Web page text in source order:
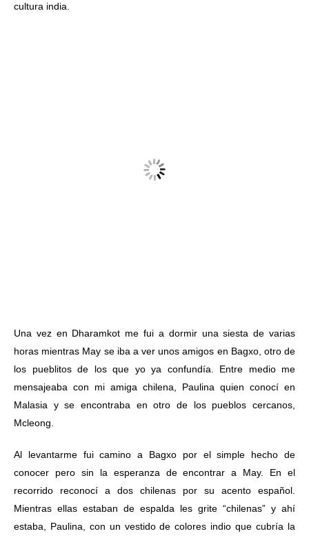
cultura india.
Una vez en Dharamkot me fui a dormir una siesta de varias
horas mientras May se iba a ver unos amigos en Bagxo, otro de
los pueblitos de los que yo ya confundía. Entre medio me
mensajeaba con mi amiga chilena, Paulina quien conocí en
Malasia y se encontraba en otro de los pueblos cercanos,
Mcleong.
Al levantarme fui camino a Bagxo por el simple hecho de
conocer pero sin la esperanza de encontrar a May. En el
recorrido reconocí a dos chilenas por su acento español.
Mientras ellas estaban de espalda les grite “chilenas” y ahí
estaba, Paulina, con un vestido de colores indio que cubría la